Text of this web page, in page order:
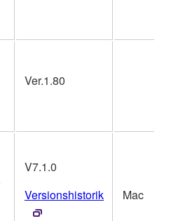
Ver.1.80
V7.1.0
Versionshistorik
Mac